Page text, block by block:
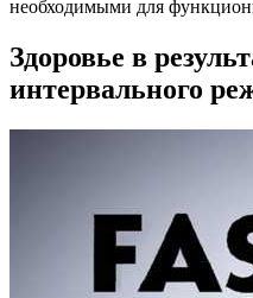
необходимыми для
Здоровье в
интервального